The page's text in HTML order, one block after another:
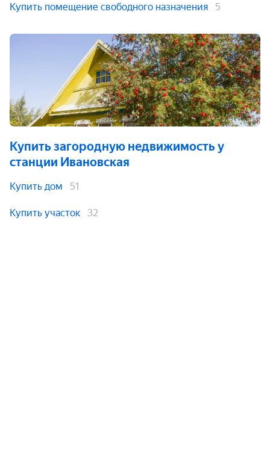
Купить помещение свободного назначения 5
Купить загородную недвижимость у
станции Ивановская
Купить дом 51
Купить участок 32